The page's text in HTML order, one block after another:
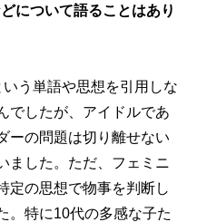
について語ることはあり
う単語や思想を引用しな
でしたが、アイドルであ
ーの問題は切り離せない
ました。ただ、フェミニ
定の思想で物事を判断し
。特に10代の多感な子た